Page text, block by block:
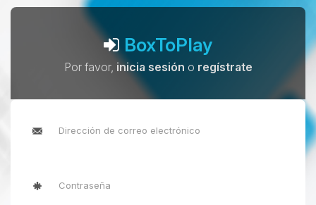
BoxToPlay
Por favor, inicia sesión o regístrate